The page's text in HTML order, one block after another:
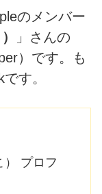
のメンバー
」さんの
）です。も
す。
） プロフ